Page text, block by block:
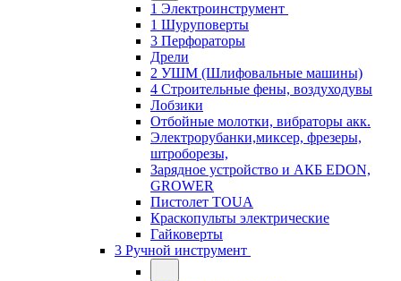
1 Электроинструмент
1 Шуруповерты
3 Перфораторы
Дрели
2 УШМ (Шлифовальные машины)
4 Строительные фены, воздуходувы
Лобзики
Отбойные молотки, вибраторы акк.
Электрорубанки,миксер, фрезеры,
штроборезы,
Зарядное устройство и АКБ EDON,
GROWER
Пистолет TOUA
Краскопульты электрические
Гайковерты
3 Ручной инструмент